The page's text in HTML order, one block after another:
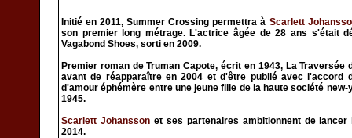
Initié en 2011, Summer Crossing permettra à Scarlett
son premier long métrage. L'actrice âgée de 28 ans s'était
Vagabond Shoes, sorti en 2009.
Premier roman de Truman Capote, écrit en 1943, La
avant de réapparaître en 2004 et d'être publié avec l'accord
d'amour éphémère entre une jeune fille de la haute société
1945.
Scarlett Johanssonet ses partenaires ambitionnent de
2014.